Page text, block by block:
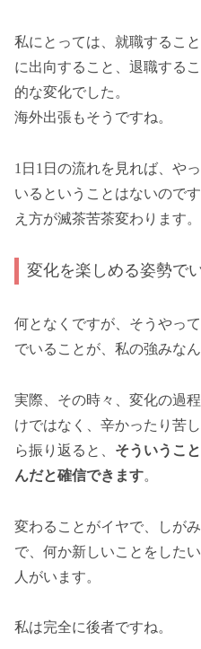
私にとっては、就職するこ
に出向すること、退職する
的な変化でした。
海外出張もそうですね。
1日1日の流れを見れば、や
いるということはないので
え方が滅茶苦茶変わります。
変化を楽しめる姿勢で
何となくですが、そうやっ
でいることが、私の強みな
実際、その時々、変化の過
けではなく、辛かったり苦
ら振り返ると、 そういうこ
んだと確信できます。
変わることがイヤで、しが
で、何か新しいことをした
人がいます。
私は完全に後者ですね。